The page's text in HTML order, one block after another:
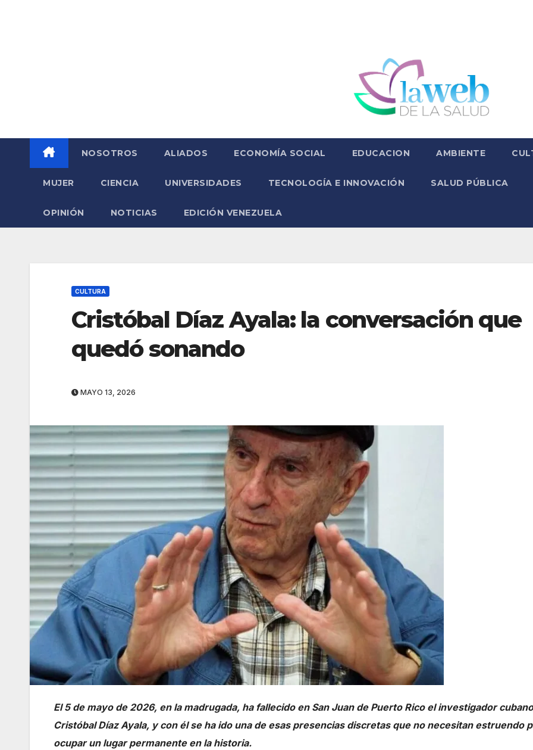
NOSOTROS ALIADOS ECONOMÍA SOCIAL EDUCACION AMBIENTE
MUJER CIENCIA UNIVERSIDADES TECNOLOGÍA E INNOVACIÓN SALUD PÚBLICA
OPINIÓN NOTICIAS EDICIÓN VENEZUELA
CULTURA
Cristóbal Díaz Ayala: la conversación que
quedó sonando
MAYO 13, 2026
El 5 de mayo de 2026, en la madrugada, ha fallecido en San Juan de Puerto Rico el investigador cubano
Cristóbal Díaz Ayala, y con él se ha ido una de esas presencias discretas que no necesitan estruendo
ocupar un lugar permanente en la historia.